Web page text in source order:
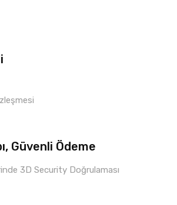
Güvenli Ödeme
3D Security Doğrulaması